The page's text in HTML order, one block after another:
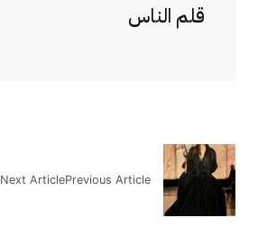
قلم الناس
Previous Article
Next Article